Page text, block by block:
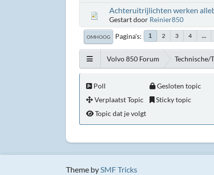
Achteruitrijlichten werken
Gestart door Reinier850
OMHOOG Pagina's 1 2 3 4 ...
Volvo 850 Forum Technische/
Poll
Verplaatst Topic
Gesloten topic
Sticky topic
Topic dat je volgt
Theme bySMF Tricks